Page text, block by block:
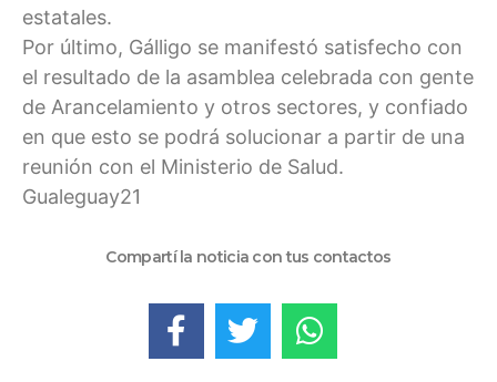
estatales.
Por último, Gálligo se manifestó satisfecho con
el resultado de la asamblea celebrada con gente
de Arancelamiento y otros sectores, y confiado
en que esto se podrá solucionar a partir de una
reunión con el Ministerio de Salud.
Gualeguay21
Compartí la noticia con tus contactos